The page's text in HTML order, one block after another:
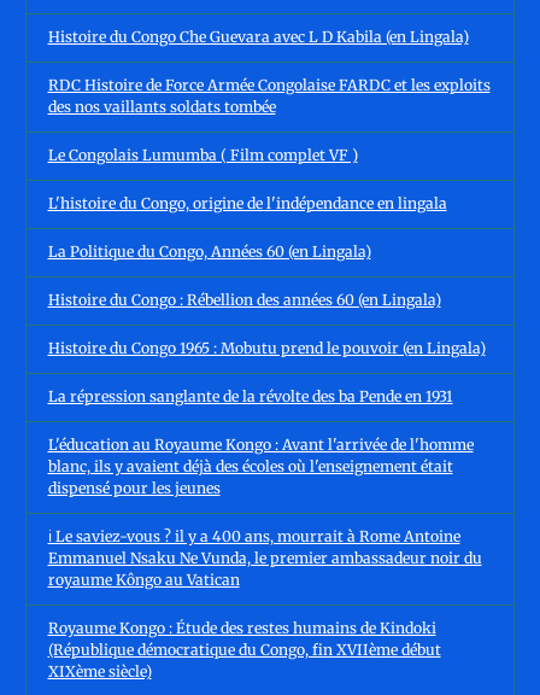
Histoire du Congo Che Guevara avec L D Kabila (en Lingala)
RDC Histoire de Force Armée Congolaise FARDC et les exploits
des nos vaillants soldats tombée
Le Congolais Lumumba ( Film complet VF )
L'histoire du Congo, origine de l'indépendance en lingala
La Politique du Congo, Années 60 (en Lingala)
Histoire du Congo : Rébellion des années 60 (en Lingala)
Histoire du Congo 1965 : Mobutu prend le pouvoir (en Lingala)
La répression sanglante de la révolte des ba Pende en 1931
L'éducation au Royaume Kongo : Avant l'arrivée de l'homme
blanc, ils y avaient déjà des écoles où l'enseignement était
dispensé pour les jeunes
ℹ️ Le saviez-vous ? il y a 400 ans, mourrait à Rome Antoine
Emmanuel Nsaku Ne Vunda, le premier ambassadeur noir du
royaume Kôngo au Vatican
Royaume Kongo : Étude des restes humains de Kindoki
(République démocratique du Congo, fin XVIIème début
XIXème siècle)